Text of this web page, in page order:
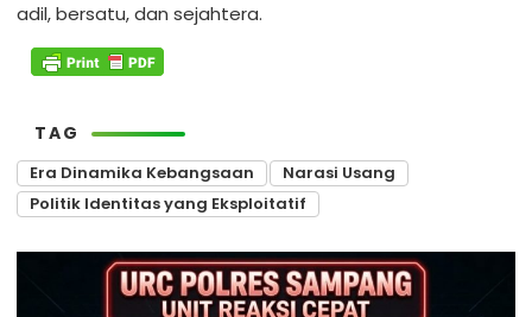
adil, bersatu, dan sejahtera.
TAG
Era Dinamika Kebangsaan
Narasi Usang
Politik Identitas yang Eksploitatif